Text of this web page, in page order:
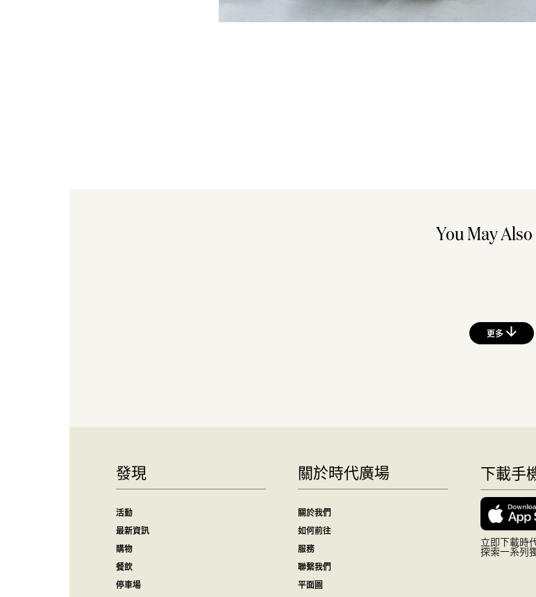
You May
更多
發現
活動
最新資訊
購物
餐飲
停車場
關於時代廣場
關於我們
如何前往
服務
聯繫我們
平面圖
下載手
立即下載時
探索一系列